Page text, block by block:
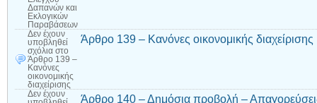
Δαπανών και
Εκλογικών
Παραβάσεων
Δεν έχουν
υποβληθεί
σχόλια στο
Άρθρο 139 –
Κανόνες
οικονομικής
διαχείρισης
Άρθρο 139 – Κανόνες οικονομικής διαχείρισης
Δεν έχουν
Άρθρο 140 – Δημόσια προβολή – Απαγορεύσεις